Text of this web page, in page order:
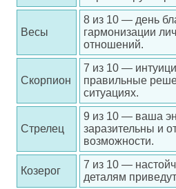
Весы
8 из 10 — день
гармонизации
отношений.
Скорпион
7 из 10 —
правильные
ситуациях.
Стрелец
9 из 10 — ваша
заразительны и
возможности.
Козерог
7 из 10 —
деталям